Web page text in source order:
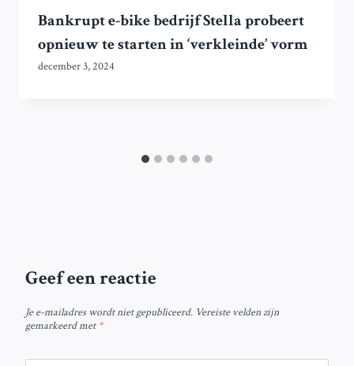
Bankrupt e-bike bedrijf Stella probeert
opnieuw te starten in ‘verkleinde’ vorm
december 3, 2024
Geef een reactie
Je e-mailadres wordt niet gepubliceerd. Vereiste velden zijn
gemarkeerd met*